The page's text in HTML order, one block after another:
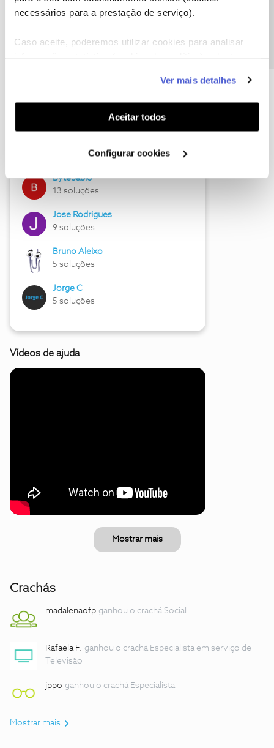
necessários para a prestação de serviço).
Caso aceite, poderemos utilizar cookies para analisar
funcionalidades (cookies de personalização e
funcionalidade) e adaptar anúncios aos seus interesses
(cookies de publicidade personalizada). Pode gerir a
utilização dos cookies clicando em "Configurar
Ver mais detalhes
Aceitar todos
Configurar cookies
Hall of Fame de julho
17 soluções
ByteSábio
13 soluções
Jose Rodrigues
9 soluções
Bruno Aleixo
5 soluções
Jorge C
5 soluções
Vídeos de ajuda
Mostrar mais
Crachás
madalenaofp ganhou o crachá Social
Rafaela F. ganhou o crachá Especialista em serviço de
Televisão
jppo ganhou o crachá Especialista
Mostrar mais